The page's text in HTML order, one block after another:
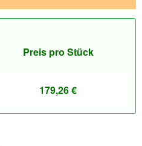
Preis pro Stück
179,26€